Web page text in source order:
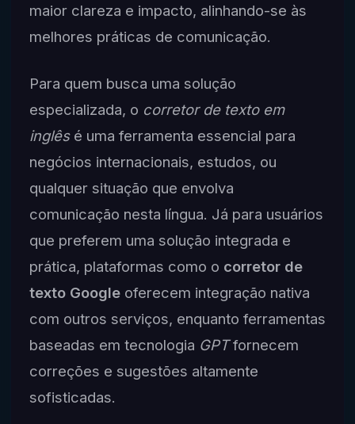
maior clareza e impacto, alinhando-se às
melhores práticas de comunicação.
Para quem busca uma solução
especializada, o corretor de texto em
inglêsé uma ferramenta essencial para
negócios internacionais, estudos, ou
qualquer situação que envolva
comunicação nesta língua. Já para usuários
que preferem uma solução integrada e
prática, plataformas como o corretor de
texto Googleoferecem integração nativa
com outros serviços, enquanto ferramentas
baseadas em tecnologia GPTfornecem
correções e sugestões altamente
sofisticadas.